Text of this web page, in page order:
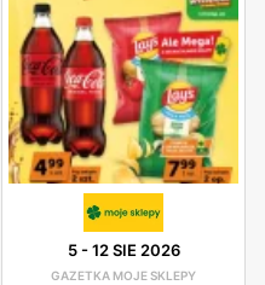
5-12 SIE 2026
GAZETKA MOJE SKLEPY